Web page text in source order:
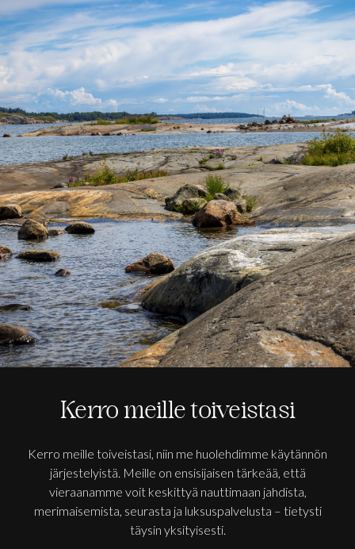
Kerro meille toiveistasi
Kerro meille toiveistasi, niin me huolehdimme käytännön
järjestelyistä. Meille on ensisijaisen tärkeää, että
vieraanamme voit keskittyä nauttimaan jahdista,
merimaisemista, seurasta ja luksuspalvelusta – tietysti
täysin yksityisesti.